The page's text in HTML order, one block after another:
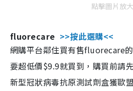
點擊圖片放大
fluorecare >>按此選購<<
網購平台鄰住買有售fluorecare
要超低價$9.9就買到，購買前請
新型冠狀病毒抗原測試劑盒獲歐